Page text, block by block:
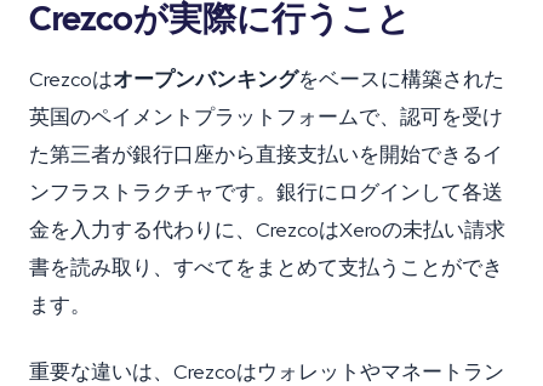
Crezcoが実際に行うこと
Crezcoはオープンバンキングをベースに構築された
英国のペイメントプラットフォームで、認可を受け
た第三者が銀行口座から直接支払いを開始できるイ
ンフラストラクチャです。銀行にログインして各送
金を入力する代わりに、CrezcoはXeroの未払い請求
書を読み取り、すべてをまとめて支払うことができ
ます。
重要な違いは、Crezcoはウォレットやマネートラン